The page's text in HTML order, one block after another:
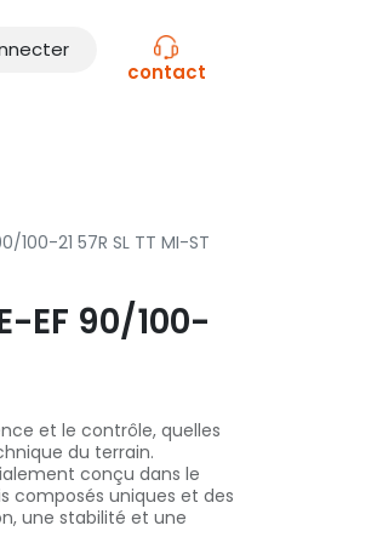
contact
100-21 57R SL TT MI-ST
EF 90/100-
et le contrôle, quelles
du terrain.
conçu dans le
composés uniques et des
une stabilité et une